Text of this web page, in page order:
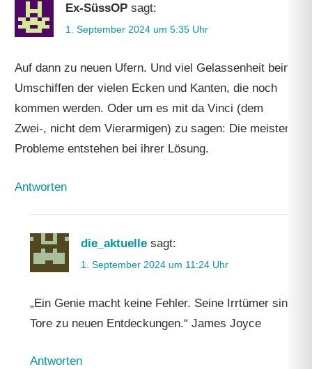
Ex-SüssOP sagt:
1. September 2024 um 5:35 Uhr
Auf dann zu neuen Ufern. Und viel Gelassenheit beim
Umschiffen der vielen Ecken und Kanten, die noch
kommen werden. Oder um es mit da Vinci (dem
Zwei-, nicht dem Vierarmigen) zu sagen: Die meisten
Probleme entstehen bei ihrer Lösung.
Antworten
die_aktuelle sagt:
1. September 2024 um 11:24 Uhr
„Ein Genie macht keine Fehler. Seine Irrtümer sind
Tore zu neuen Entdeckungen.“ James Joyce
Antworten